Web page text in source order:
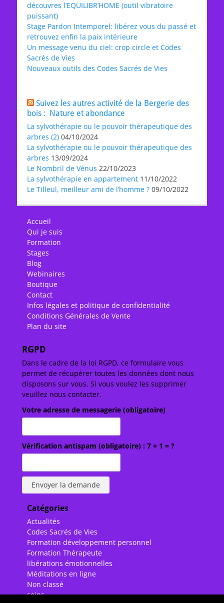
découvres l’EQUILIBR’HOME (outil vibratoire
puissant)
Stage Pardon Intemporel: libérez vous du passé et
retrouvez enfin la paix intérieure
Un message venu du ciel: crop circle et Codes
Sacrés de Vies
Nouveaux outils des Codes Sacrés de Vies
Suivez les autres activité de la Bergerie des
bois : Nature et abondance
La sylvothérapie ou le pouvoir thérapeutique des
arbres (2) 04/10/2024
La sylvothérapie ou le pouvoir thérapeutique des
arbres 13/09/2024
Le Nombril de Vénus 22/10/2023
La sylvothérapie en appartement 11/10/2022
Le Tilleul, meilleur ami de l’homme ? 09/10/2022
Accueil
Qui je suis
Formation
Stages
Blog
Webinaires
Boutique
Contact
Infos légales et politique de confidentialité
Conditions Générales de Vente
Plan du site
RGPD
Dans le cadre de la loi RGPD, ce formulaire vous
permet de récupérer toutes les données dont nous
disposons sur vous. Si vous voulez les supprimer
veuillez nous contacter.
Votre adresse de messagerie (obligatoire)
Vérification antispam (obligatoire) : 7 + 1 = ?
Catégories
Actualités
Codes Sacrés de Vies
Formation développement personnel
Formation Thérapeute
libérations émotionnelles
Méditations en ligne
Non classé
soins